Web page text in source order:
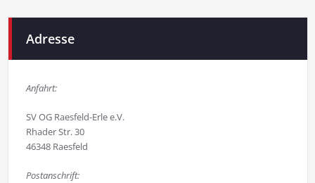
Adresse
Anfahrt:
SV OG Raesfeld-Erle e.V.
Rhader Str. 30
46348 Raesfeld
Postanschrift: